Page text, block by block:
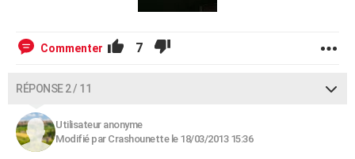
Commenter 7
RÉPONSE 2 / 11
Utilisateur anonyme
Modifié par Crashounette le 18/03/2013 15:36